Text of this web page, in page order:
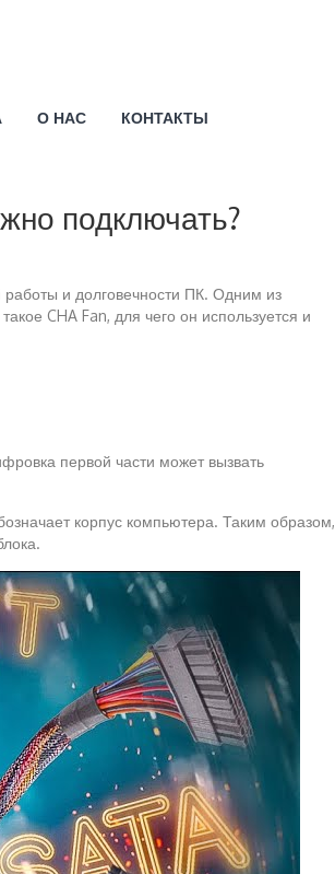
О НАС КОНТАКТЫ
подключать?
и долговечности ПК. Одним из
CHA Fan, для чего он используется и
первой части может вызвать
корпус компьютера. Таким образом,